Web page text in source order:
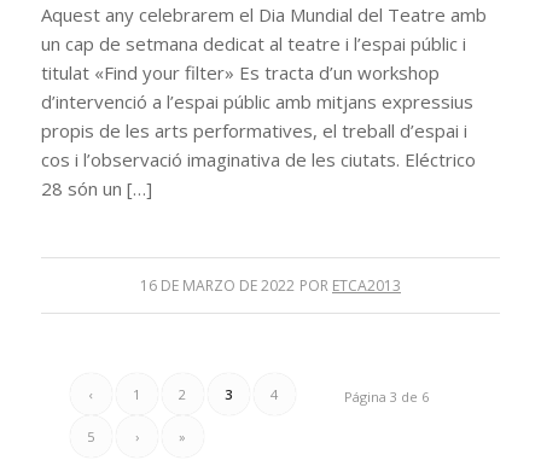
Aquest any celebrarem el Dia Mundial del Teatre amb
un cap de setmana dedicat al teatre i l’espai públic i
titulat «Find your filter» Es tracta d’un workshop
d’intervenció a l’espai públic amb mitjans expressius
propis de les arts performatives, el treball d’espai i
cos i l’observació imaginativa de les ciutats. Eléctrico
28 són un […]
16 DE MARZO DE 2022 POR ETCA2013
Página 3 de 6
‹ 1 2 3 4
5 › »